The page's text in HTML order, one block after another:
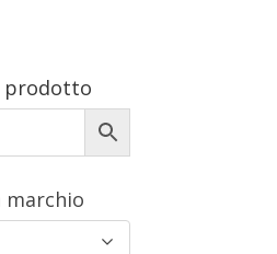
prodotto
marchio